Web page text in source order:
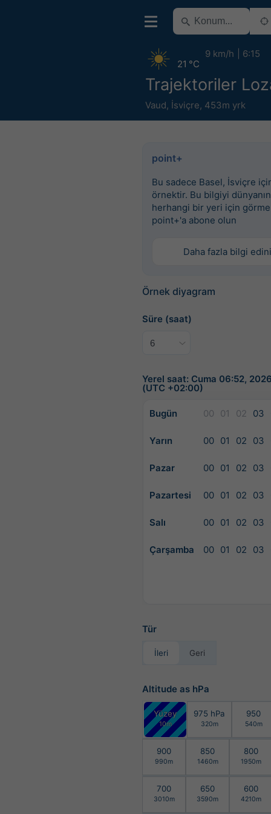
Trajektoriler
Vaud, İsviçre, 453m yrk
21 °C
9 km/h 6:15
point+
Bu sadece Basel, İsviçre
örnektir. Bu bilgiyi dünyanın
herhangi bir yeri için
point+'a abone olun
Daha fazla bilgi
Örnek diyagram
Süre (saat)
Yerel saat: Cuma 06:52,
(UTC +02:00)
Bugün 00 01 02 03
Yarın 00 01 02 03
Pazar 00 01 02 03
Pazartesi 00 01 02 03
Salı 00 01 02 03
Çarşamba 00 01 02 03
Tür
İleri Geri
Altitude as hPa
Yüzey
10m
975 hPa
320m
950
540m
900
990m
850
1460m
800
1950m
700
3010m
650
3590m
600
4210m